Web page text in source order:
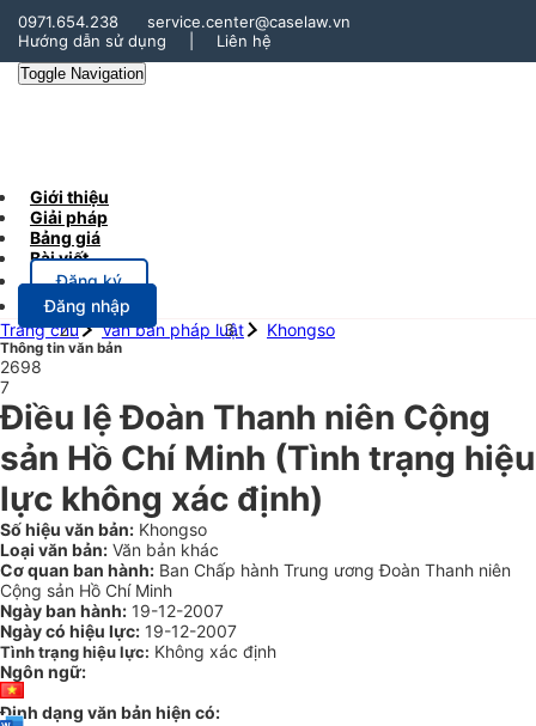
0971.654.238
service.center@caselaw.vn
Hướng dẫn sử dụng
Liên hệ
Toggle Navigation
Giới thiệu
Giải pháp
Bảng giá
Bài viết
Đăng ký
Đăng nhập
Trang chủ
Văn bản pháp luật Khongso
Thông tin văn bản
2698
7
Điều lệ Đoàn Thanh niên Cộng
sản Hồ Chí Minh (Tình trạng hiệu
lực không xác định)
Số hiệu văn bản: Khongso
Loại văn bản: Văn bản khác
Cơ quan ban hành: Ban Chấp hành Trung ương Đoàn Thanh niên
Cộng sản Hồ Chí Minh
Ngày ban hành: 19-12-2007
Ngày có hiệu lực: 19-12-2007
Tình trạng hiệu lực: Không xác định
Ngôn ngữ:
Định dạng văn bản hiện có: